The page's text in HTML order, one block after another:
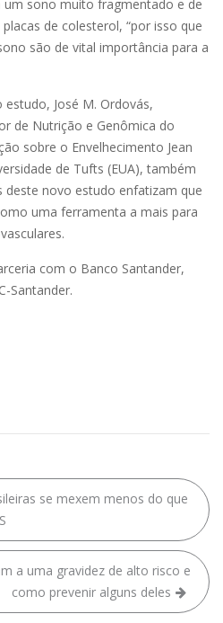
sono muito fragmentado e de
de colesterol, “por isso que
são de vital importância para a
José M. Ordovás,
de Nutrição e Genômica do
sobre o Envelhecimento Jean
de Tufts (EUA), também
novo estudo enfatizam que
uma ferramenta a mais para
com o Banco Santander,
Santander.
se mexem menos do que
a uma gravidez de alto risco e
como prevenir alguns deles